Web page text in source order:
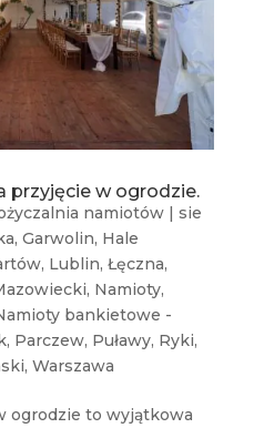
przyjęcie w ogrodzie.
namiotów| sie
, Garwolin, Hale
, Lublin, Łęczna,
, Namioty,
bankietowe -
, Parczew, Puławy, Ryki,
, Warszawa
ogrodzie to wyjątkowa